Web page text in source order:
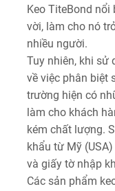
Keo TiteBond
vời, làm cho nó
nhiều người.
Tuy nhiên, khi sử
về việc phân biệt
trường hiện có
làm cho khách
kém chất lượng.
khẩu từ Mỹ
và giấy tờ nhập
Các sản phẩm